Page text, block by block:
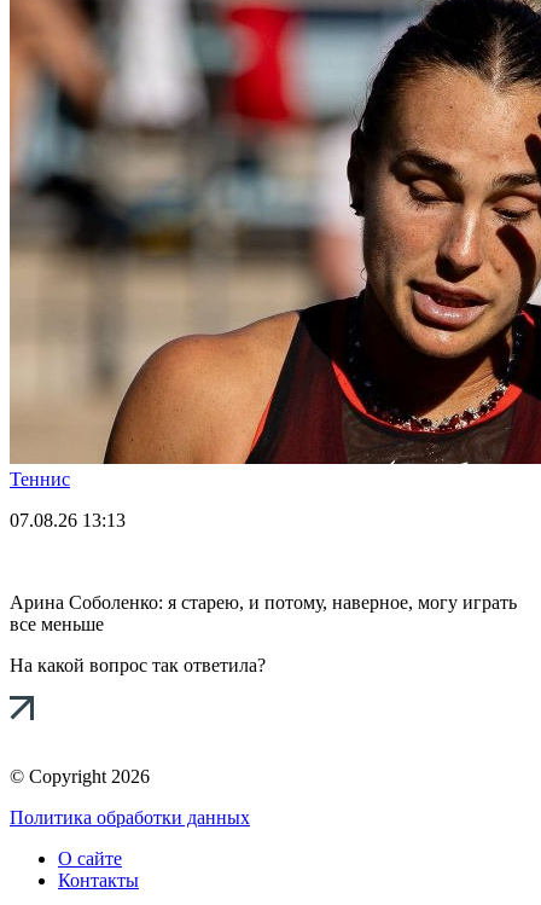
Теннис
07.08.26 13:13
Арина Соболенко: я старею, и потому, наверное, могу играть
все меньше
На какой вопрос так ответила?
© Copyright 2026
Политика обработки данных
О сайте
Контакты